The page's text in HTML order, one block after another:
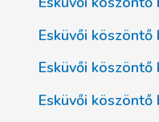
Esküvői köszöntő
Esküvői köszöntő
Esküvői